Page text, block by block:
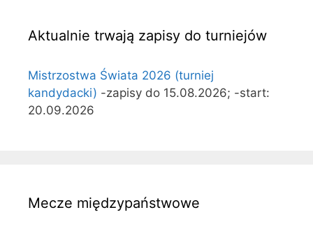
Aktualnie trwają zapisy do turniejów
Mistrzostwa Świata 2026 (turniej
kandydacki) -zapisy do 15.08.2026; -start:
20.09.2026
Mecze międzypaństwowe